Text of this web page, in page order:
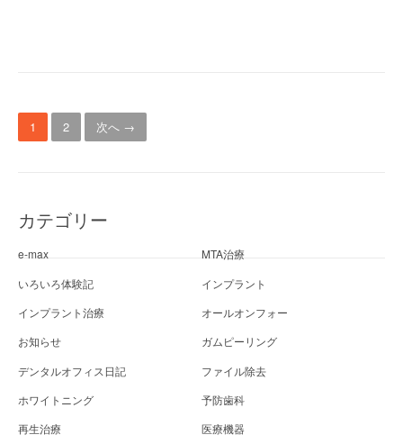
投
稿
ゲ
ー
シ
ョ
ン
1 2 次へ →
カテゴリー
e-max
MTA治療
いろいろ体験記
インプラント
インプラント治療
オールオンフォー
お知らせ
ガムピーリング
デンタルオフィス日記
ファイル除去
ホワイトニング
予防歯科
再生治療
医療機器